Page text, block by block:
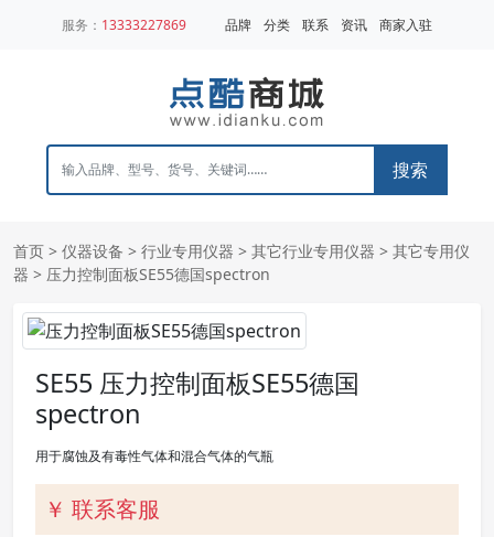
服务： 13333227869 品牌 分类 联系 资讯 商家入驻
搜索
首页 > 仪器设备 > 行业专用仪器 > 其它行业专用仪器 > 其它专用仪
器 > 压力控制面板SE55德国spectron
SE55 压力控制面板SE55德国
spectron
用于腐蚀及有毒性气体和混合气体的气瓶
￥ 联系客服